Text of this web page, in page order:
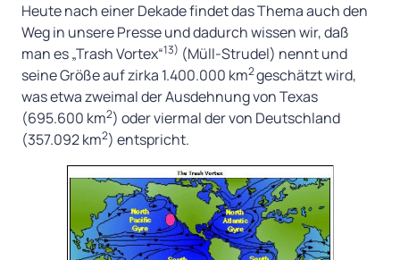
Heute nach einer Dekade findet das Thema auch den
Weg in unsere Presse und dadurch wissen wir, daß
man es „Trash Vortex“13) (Müll-Strudel) nennt und
seine Größe auf zirka 1.400.000 km2geschätzt wird,
was etwa zweimal der Ausdehnung von Texas
(695.600 km2) oder viermal der von Deutschland
(357.092 km2) entspricht.